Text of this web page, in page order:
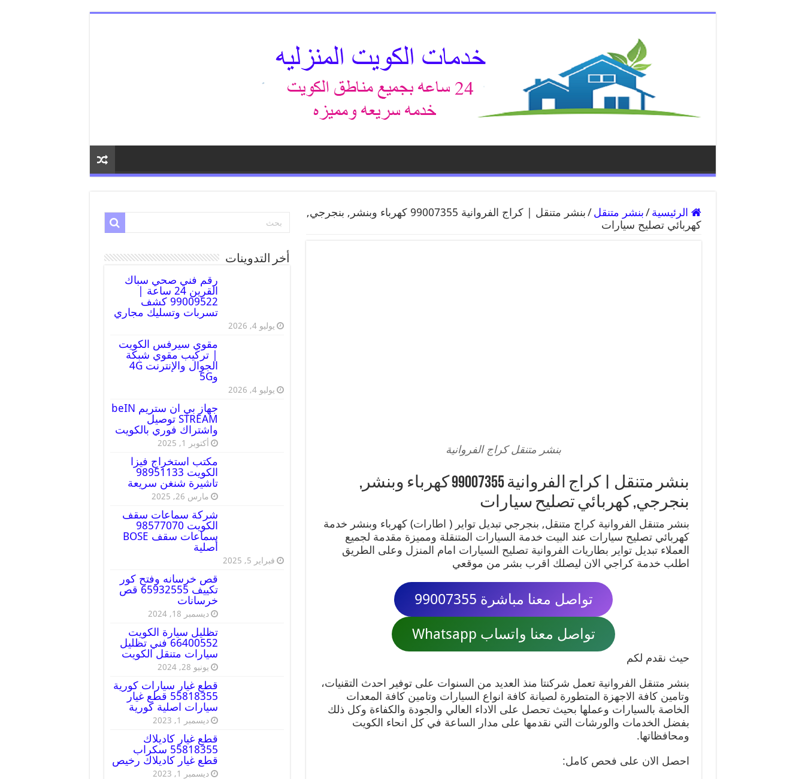
الرئيسية /بنشر متنقل /
بنشر متنقل | كراج الفروانية 99007355 كهرباء وبنشر, بنجرجي,
كهربائي تصليح سيارات
بنشر متنقل كراج الفروانية
بنشر متنقل | كراج الفروانية 99007355 كهرباء وبنشر,
بنجرجي, كهربائي تصليح سيارات
بنشر متنقل الفروانية كراج متنقل, بنجرجي تبديل تواير ( اطارات) كهرباء وبنشر خدمة
كهربائي تصليح سيارات عند البيت خدمة السيارات المتنقلة ومميزة مقدمة لجميع
العملاء تبديل تواير بطاريات الفروانية تصليح السيارات امام المنزل وعلى الطريق
اطلب خدمة كراجي الان ليصلك اقرب بشر من موقعي
تواصل معنا مباشرة 99007355
تواصل معنا واتساب Whatsapp
حيث نقدم لكم
بنشر متنقل الفروانية تعمل شركنتا منذ العديد من السنوات على توفير احدث التقنيات،
وتامين كافة الاجهزة المتطورة لصيانة كافة انواع السيارات وتامين كافة المعدات
الخاصة بالسيارات وعملها بحيث تحصل على الاداء العالي والجودة والكفاءة وكل ذلك
بفضل الخدمات والورشات التي نقدمها على مدار الساعة في كل انحاء الكويت
ومحافظاتها.
احصل الان على فحص كامل:
أخر التدوينات
رقم فني صحي سباك
القرين 24 ساعة |
99009522 كشف
تسربات وتسليك مجاري
يوليو 4, 2026
مقوي سيرفس الكويت
| تركيب مقوي شبكة
الجوال والإنترنت 4G
و5G
يوليو 4, 2026
جهاز بي ان ستريم beIN
STREAM توصيل
واشتراك فوري بالكويت
أكتوبر 1, 2025
مكتب استخراج فيزا
الكويت 98951133
تاشيرة شنغن سريعة
مارس 26, 2025
شركة سماعات سقف
الكويت 98577070
سماعات سقف BOSE
أصلية
فبراير 5, 2025
قص خرسانه وفتح كور
تكييف 65932555 قص
خرسانات
ديسمبر 18, 2024
تظليل سيارة الكويت
66400552 فني تظليل
سيارات متنقل الكويت
يونيو 28, 2024
قطع غيار سيارات كورية
55818355 قطع غيار
سيارات اصلية كورية
ديسمبر 1, 2023
قطع غيار كاديلاك
55818355 سكراب
قطع غيار كاديلاك رخيص
ديسمبر 1, 2023